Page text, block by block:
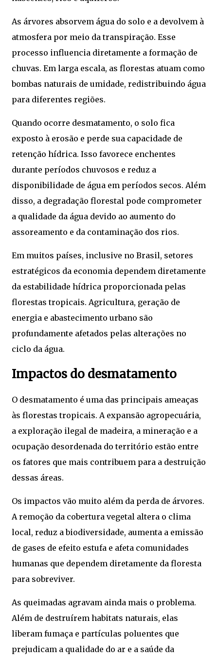
As árvores absorvem água do solo e a devolvem à
atmosfera por meio da transpiração. Esse
processo influencia diretamente a formação de
chuvas. Em larga escala, as florestas atuam como
bombas naturais de umidade, redistribuindo água
para diferentes regiões.
Quando ocorre desmatamento, o solo fica
exposto à erosão e perde sua capacidade de
retenção hídrica. Isso favorece enchentes
durante períodos chuvosos e reduz a
disponibilidade de água em períodos secos. Além
disso, a degradação florestal pode comprometer
a qualidade da água devido ao aumento do
assoreamento e da contaminação dos rios.
Em muitos países, inclusive no Brasil, setores
estratégicos da economia dependem diretamente
da estabilidade hídrica proporcionada pelas
florestas tropicais. Agricultura, geração de
energia e abastecimento urbano são
profundamente afetados pelas alterações no
ciclo da água.
Impactos do desmatamento
O desmatamento é uma das principais ameaças
às florestas tropicais. A expansão agropecuária,
a exploração ilegal de madeira, a mineração e a
ocupação desordenada do território estão entre
os fatores que mais contribuem para a destruição
dessas áreas.
Os impactos vão muito além da perda de árvores.
A remoção da cobertura vegetal altera o clima
local, reduz a biodiversidade, aumenta a emissão
de gases de efeito estufa e afeta comunidades
humanas que dependem diretamente da floresta
para sobreviver.
As queimadas agravam ainda mais o problema.
Além de destruírem habitats naturais, elas
liberam fumaça e partículas poluentes que
prejudicam a qualidade do ar e a saúde da